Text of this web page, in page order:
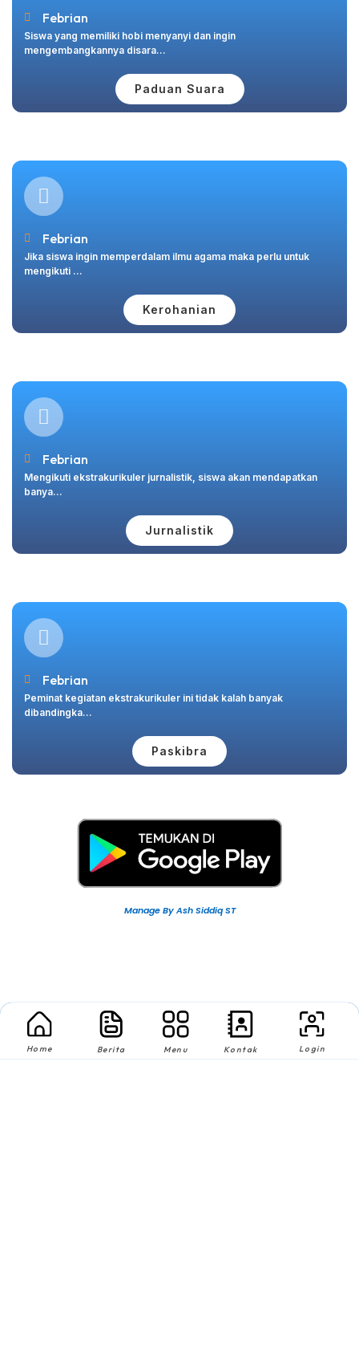
Febrian
Siswa yang memiliki hobi menyanyi dan ingin
mengembangkannya disara...
Paduan Suara
Febrian
Jika siswa ingin memperdalam ilmu agama maka perlu untuk
mengikuti ...
Kerohanian
Febrian
Mengikuti ekstrakurikuler jurnalistik, siswa akan mendapatkan
banya...
Jurnalistik
Febrian
Peminat kegiatan ekstrakurikuler ini tidak kalah banyak
dibandingka...
Paskibra
Manage By Ash Siddiq ST
Home Berita Menu Kontak Login